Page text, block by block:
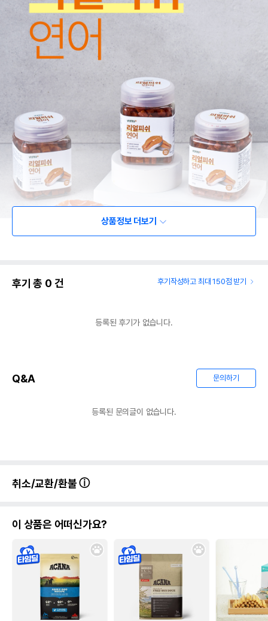
상품정보 더보기
후기 총 0 건 후기작성하고 최대 150점 받기
등록된 후기가 없습니다.
Q&A 문의하기
등록된 문의글이 없습니다.
취소/교환/환불
이 상품은 어떠신가요?